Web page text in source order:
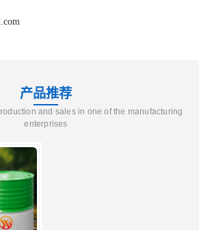
产品推荐
and sales in one of the manufacturing
enterprises